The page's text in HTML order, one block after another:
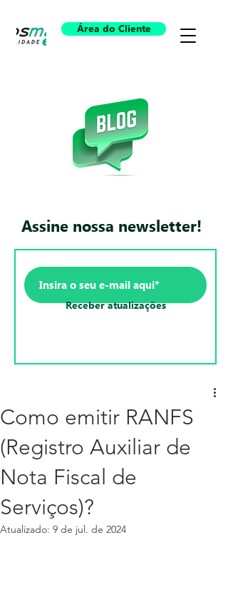
Área do Cliente
Assine nossa newsletter!
Receber atualizações
Como emitir RANFS
(Registro Auxiliar de
Nota Fiscal de
Serviços)?
Atualizado: 9 de jul. de 2024